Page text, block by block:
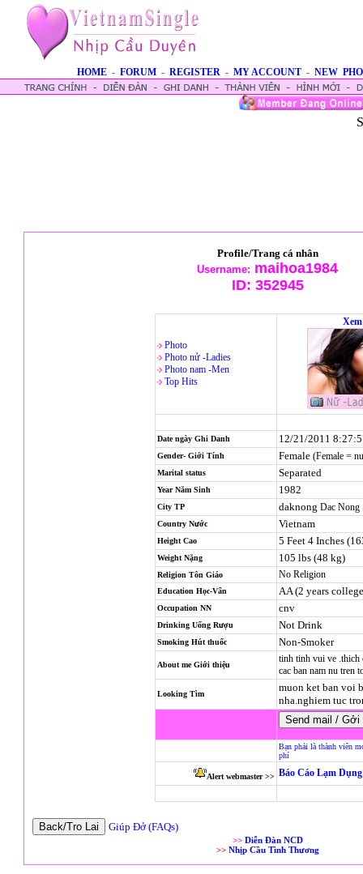
HOME - FORUM - REGISTER - MY ACCOUNT - NEW
Profile/Trang cá nhân
Username: maihoa1984
ID: 352945
Photo
Photo nử -Ladies
Photo nam -Men
Top Hits
Date ngày Ghi Danh 12/21/2011
Gender- Giới Tính Female (Female =
Marital status Separated
Year Năm Sinh 1982
City TP daknong Dac Nong
Country Nước Vietnam
Height Cao 5 Feet 4 Inches
Weight Nặng 105 lbs (48 kg)
Religion Tôn Giáo No Religion
Education Học-Vấn AA (2 years
Occupation NN cnv
Drinking Uống Rượu Not Drink
Smoking Hút thuốc Non-Smoker
About me Giới thiệu
tinh tinh vui ve .thich
cac ban nam nu tren
Looking Tìm
muon ket ban voi
nha.nghiem tuc
Bạn phải là thành viên
phí
Alert webmaster >> Báo Cáo Lạm
Giúp Đở (FAQs)
>> Diễn Đàn NCD
>> Nhịp Cầu Tình Thương